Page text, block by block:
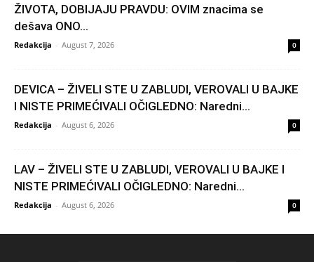
ŽIVOTA, DOBIJAJU PRAVDU: OVIM znacima se
dešava ONO...
Redakcija - August 7, 2026 0
DEVICA – ŽIVELI STE U ZABLUDI, VEROVALI U BAJKE
I NISTE PRIMEĆIVALI OČIGLEDNO: Naredni...
Redakcija - August 6, 2026 0
LAV – ŽIVELI STE U ZABLUDI, VEROVALI U BAJKE I
NISTE PRIMEĆIVALI OČIGLEDNO: Naredni...
Redakcija - August 6, 2026 0